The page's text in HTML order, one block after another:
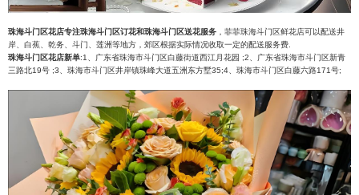
珠海斗门区花店专注珠海斗门区订花和珠海斗门区送花服务 ，菲菲珠海斗门区鲜花店可以配送井
岸、白蕉、乾务、斗门、莲洲等地方，郊区根据实际情况收取一定的配送服务费.
珠海斗门区花店新单:1、广东省珠海市斗门区白藤街道西江月花园 ;2、广东省珠海市斗门区新青
三路北19号 ;3、珠海市斗门区井岸镇珠峰大道五洲东方墅35;4、珠海市斗门区白藤六路171号;